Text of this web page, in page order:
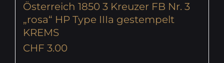
Österreich 1850 3 Kreuzer FB Nr. 3
„rosa“ HP Type IIIa gestempelt
KREMS
CHF 3.00